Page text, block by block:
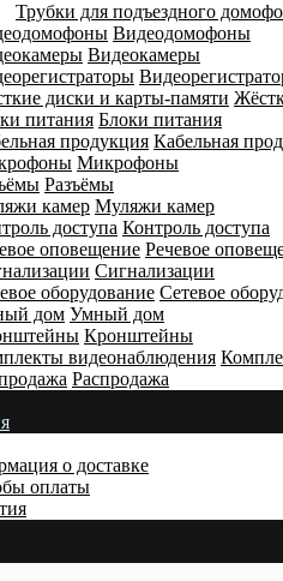
Трубки для подъездного
Видеодомофоны
Видеокамеры
Блоки питания
Кабельная
Микрофоны
Разъёмы
Муляжи камер
Контроль доступа
Речевое
Сигнализации
Сетевое
Умный дом
Кронштейны
Распродажа
о доставке
оплаты